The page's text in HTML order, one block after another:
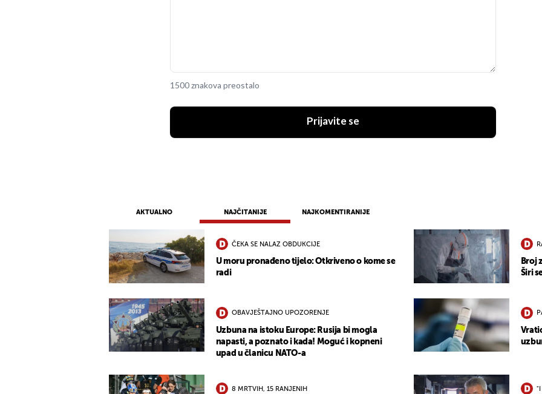
1500 znakova preostalo
Prijavite se
AKTUALNO NAJČITANIJE NAJKOMENTIRANIJE
ČEKA SE NALAZ OBDUKCIJE
U moru pronađeno tijelo: Otkriveno o kome se
radi
Broj
Širi
OBAVJEŠTAJNO UPOZORENJE
Uzbuna na istoku Europe: Rusija bi mogla
napasti, a poznato i kada! Moguć i kopneni
upad u članicu NATO-a
8 MRTVIH, 15 RANJENIH "I